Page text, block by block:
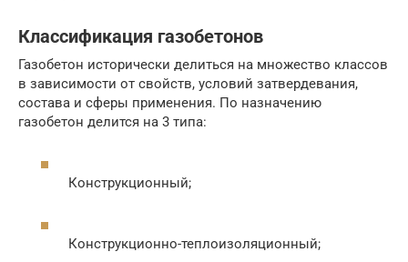
Классификация газобетонов
Газобетон исторически делиться на множество классов
в зависимости от свойств, условий затвердевания,
состава и сферы применения. По назначению
газобетон делится на 3 типа:
Конструкционный;
Конструкционно-теплоизоляционный;